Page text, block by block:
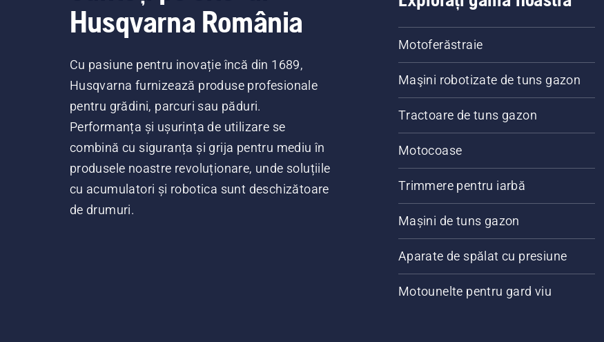
Husqvarna România
Cu pasiune pentru inovație încă din 1689,
Husqvarna furnizează produse profesionale
pentru grădini, parcuri sau păduri.
Performanța și ușurința de utilizare se
combină cu siguranța și grija pentru mediu în
produsele noastre revoluționare, unde soluțiile
cu acumulatori și robotica sunt deschizătoare
de drumuri.
Motoferăstraie
Maşini robotizate de tuns gazon
Tractoare de tuns gazon
Motocoase
Trimmere pentru iarbă
Mașini de tuns gazon
Aparate de spălat cu presiune
Motounelte pentru gard viu